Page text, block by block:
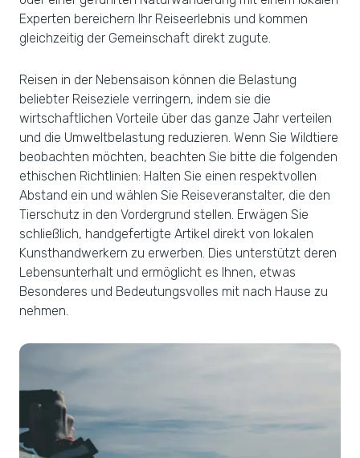
Experten bereichern Ihr Reiseerlebnis und kommen
gleichzeitig der Gemeinschaft direkt zugute.
Reisen in der Nebensaison können die Belastung
beliebter Reiseziele verringern, indem sie die
wirtschaftlichen Vorteile über das ganze Jahr verteilen
und die Umweltbelastung reduzieren. Wenn Sie Wildtiere
beobachten möchten, beachten Sie bitte die folgenden
ethischen Richtlinien: Halten Sie einen respektvollen
Abstand ein und wählen Sie Reiseveranstalter, die den
Tierschutz in den Vordergrund stellen. Erwägen Sie
schließlich, handgefertigte Artikel direkt von lokalen
Kunsthandwerkern zu erwerben. Dies unterstützt deren
Lebensunterhalt und ermöglicht es Ihnen, etwas
Besonderes und Bedeutungsvolles mit nach Hause zu
nehmen.